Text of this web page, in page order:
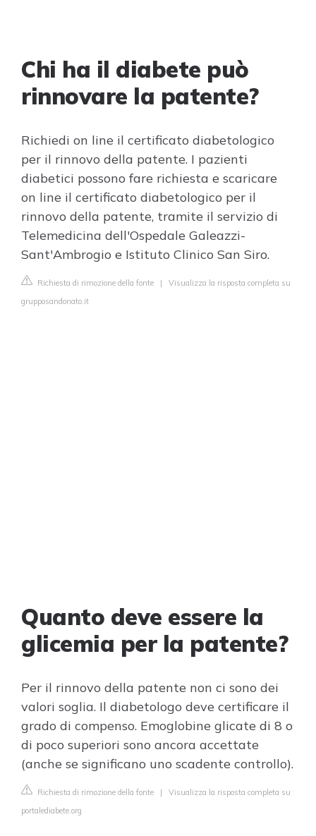
Chi ha il diabete può
rinnovare la patente?
Richiedi on line il certificato diabetologico
per il rinnovo della patente. I pazienti
diabetici possono fare richiesta e scaricare
on line il certificato diabetologico per il
rinnovo della patente, tramite il servizio di
Telemedicina dell'Ospedale Galeazzi-
Sant'Ambrogio e Istituto Clinico San Siro.
Richiesta di rimozione della fonte | Visualizza la risposta completa su
grupposandonato.it
Quanto deve essere la
glicemia per la patente?
Per il rinnovo della patente non ci sono dei
valori soglia. Il diabetologo deve certificare il
grado di compenso. Emoglobine glicate di 8 o
di poco superiori sono ancora accettate
(anche se significano uno scadente controllo).
Richiesta di rimozione della fonte | Visualizza la risposta completa su
portalediabete.org